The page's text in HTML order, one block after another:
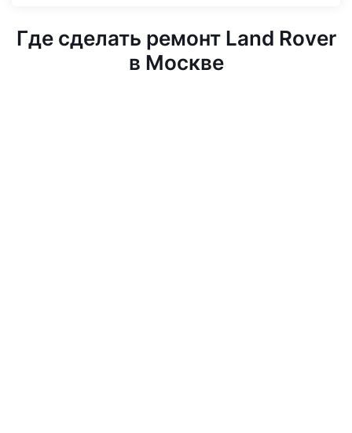
Где сделать ремонт Land Rover
в Москве